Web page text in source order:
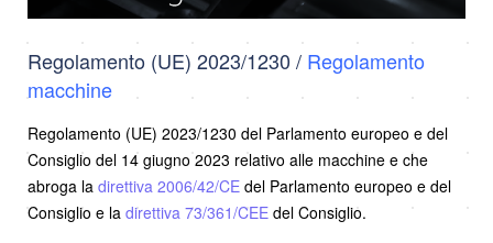
Regolamento (UE) 2023/1230 / Regolamento
macchine
Regolamento (UE) 2023/1230 del Parlamento europeo e del
Consiglio del 14 giugno 2023 relativo alle macchine e che
abroga la direttiva 2006/42/CE del Parlamento europeo e del
Consiglio e la direttiva 73/361/CEE del Consiglio.